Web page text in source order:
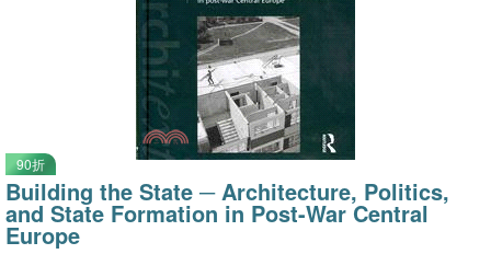
90折
Building the State ─ Architecture, Politics,
and State Formation in Post-War Central
Europe